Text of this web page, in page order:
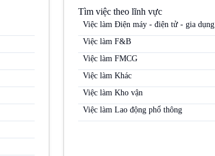
Tìm việc theo lĩnh vực
Việc làm Điện máy - điện tử - gia dụng
Việc làm F&B
Việc làm FMCG
Việc làm Khác
Việc làm Kho vận
Việc làm Lao động phổ thông